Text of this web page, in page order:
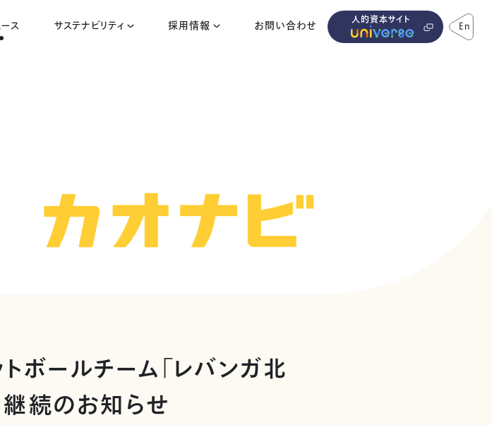
ス サステナビリティ 採用情報 お問い合わせ 人的資本サイト En
ボールチーム「レバンガ北
続のお知らせ